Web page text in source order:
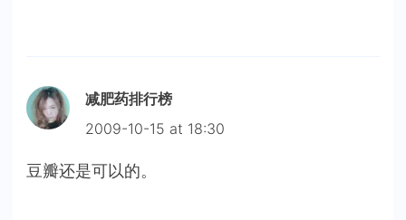
减肥药排行榜
2009-10-15 at 18:30
豆瓣还是可以的。